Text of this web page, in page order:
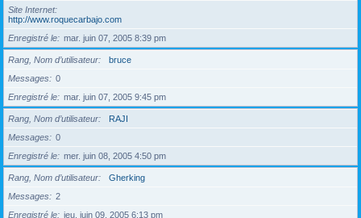
Site Internet
http://www.roquecarbajo.com
Enregistré le
mar. juin 07, 2005 8:39 pm
Rang, Nom d’utilisateur
bruce
Messages
0
Enregistré le
mar. juin 07, 2005 9:45 pm
Rang, Nom d’utilisateur
RAJI
Messages
0
Enregistré le
mer. juin 08, 2005 4:50 pm
Rang, Nom d’utilisateur
Gherking
Messages
2
Enregistré le
jeu. juin 09, 2005 6:13 pm